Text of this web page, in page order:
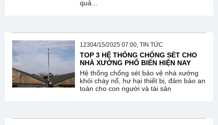
quả...
12304/15/2025 07:00, TIN TỨC
TOP 3 HỆ THỐNG CHỐNG SÉT CHO
NHÀ XƯỞNG PHỔ BIẾN HIỆN NAY
Hệ thống chống sét bảo vệ nhà xưởng
khỏi cháy nổ, hư hại thiết bị, đảm bảo an
toàn cho con người và tài sản